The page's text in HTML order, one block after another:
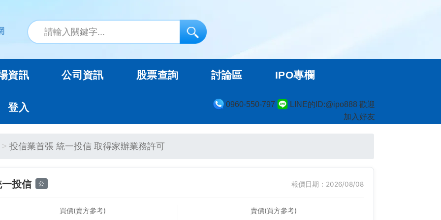
0960-550-797
LINE的ID:@ipo888 歡迎
加入好友
資訊 公司資訊 股票查詢 討論區 IPO專欄
登入
投信業首張 統一投信 取得家辦業務許可
一投信 公 報價日期：2026/08/08
買價(賣方參考) 賣價(買方參考)